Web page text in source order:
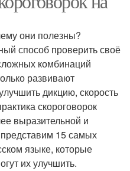
они полезны?
способ проверить своё
комбинаций
развивают
дикцию, скорость
скороговорок
выразительной и
15 самых
языке, которые
их улучшить.